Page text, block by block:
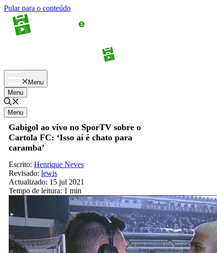
Pular para o conteúdo
Menu
Menu
Menu
Gabigol ao vivo no SporTV sobre o
Cartola FC: ‘Isso aí é chato para
caramba’
Escrito: Henrique Neves
Revisado: lewis
Actualizado: 15 jul 2021
Tempo de leitura: 1 min